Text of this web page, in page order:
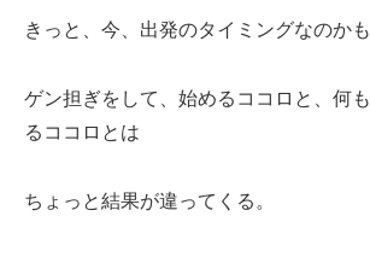
きっと、今、出発のタイミングなのかも
ゲン担ぎをして、始めるココロと、何
るココロとは
ちょっと結果が違ってくる。